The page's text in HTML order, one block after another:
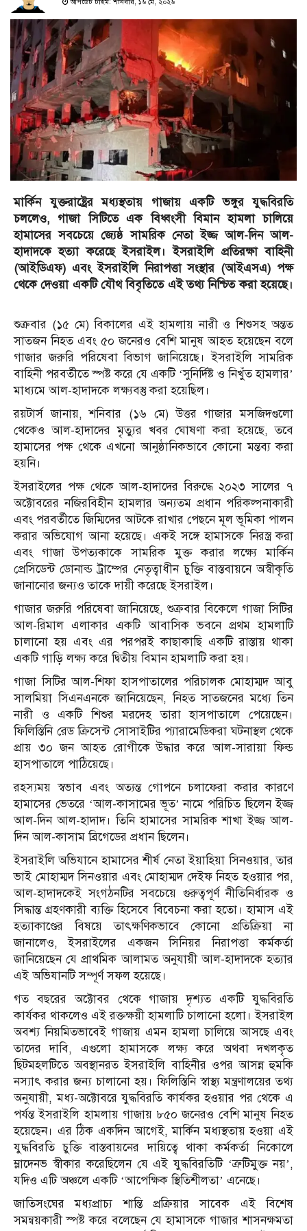
আপডেট টাইম: শনিবার, ১৬ মে, ২০২৬
মার্কিন যুক্তরাষ্ট্রের মধ্যস্থতায় গাজায় একটি ভঙ্গুর যুদ্ধবিরতি
চললেও, গাজা সিটিতে এক বিধ্বংসী বিমান হামলা চালিয়ে
হামাসের সবচেয়ে জ্যেষ্ঠ সামরিক নেতা ইজ্জ আল-দিন আল-
হাদাদকে হত্যা করেছে ইসরাইল। ইসরাইলি প্রতিরক্ষা বাহিনী
(আইডিএফ) এবং ইসরাইলি নিরাপত্তা সংস্থার (আইএসএ) পক্ষ
থেকে দেওয়া একটি যৌথ বিবৃতিতে এই তথ্য নিশ্চিত করা হয়েছে।
শুক্রবার (১৫ মে) বিকালের এই হামলায় নারী ও শিশুসহ অন্তত
সাতজন নিহত এবং ৫০ জনেরও বেশি মানুষ আহত হয়েছেন বলে
গাজার জরুরি পরিষেবা বিভাগ জানিয়েছে। ইসরাইলি সামরিক
বাহিনী পরবর্তীতে স্পষ্ট করে যে একটি ‘সুনির্দিষ্ট ও নিখুঁত হামলার’
মাধ্যমে আল-হাদাদকে লক্ষ্যবস্তু করা হয়েছিল।
রয়টার্স জানায়, শনিবার (১৬ মে) উত্তর গাজার মসজিদগুলো
থেকেও আল-হাদাদের মৃত্যুর খবর ঘোষণা করা হয়েছে, তবে
হামাসের পক্ষ থেকে এখনো আনুষ্ঠানিকভাবে কোনো মন্তব্য করা
হয়নি।
ইসরাইলের পক্ষ থেকে আল-হাদাদের বিরুদ্ধে ২০২৩ সালের ৭
অক্টোবরের নজিরবিহীন হামলার অন্যতম প্রধান পরিকল্পনাকারী
এবং পরবর্তীতে জিম্মিদের আটকে রাখার পেছনে মূল ভূমিকা পালন
করার অভিযোগ আনা হয়েছে। একই সঙ্গে হামাসকে নিরস্ত্র করা
এবং গাজা উপত্যকাকে সামরিক মুক্ত করার লক্ষ্যে মার্কিন
প্রেসিডেন্ট ডোনাল্ড ট্রাম্পের নেতৃত্বাধীন চুক্তি বাস্তবায়নে অস্বীকৃতি
জানানোর জন্যও তাকে দায়ী করেছে ইসরাইল।
গাজার জরুরি পরিষেবা জানিয়েছে, শুক্রবার বিকেলে গাজা সিটির
আল-রিমাল এলাকার একটি আবাসিক ভবনে প্রথম হামলাটি
চালানো হয় এবং এর পরপরই কাছাকাছি একটি রাস্তায় থাকা
একটি গাড়ি লক্ষ্য করে দ্বিতীয় বিমান হামলাটি করা হয়।
গাজা সিটির আল-শিফা হাসপাতালের পরিচালক মোহাম্মদ আবু
সালমিয়া সিএনএনকে জানিয়েছেন, নিহত সাতজনের মধ্যে তিন
নারী ও একটি শিশুর মরদেহ তারা হাসপাতালে পেয়েছেন।
ফিলিস্তিনি রেড ক্রিসেন্ট সোসাইটির প্যারামেডিকরা ঘটনাস্থল থেকে
প্রায় ৩০ জন আহত রোগীকে উদ্ধার করে আল-সারায়া ফিল্ড
হাসপাতালে পাঠিয়েছে।
রহস্যময় স্বভাব এবং অত্যন্ত গোপনে চলাফেরা করার কারণে
হামাসের ভেতরে ‘আল-কাসামের ভূত’ নামে পরিচিত ছিলেন ইজ্জ
আল-দিন আল-হাদাদ। তিনি হামাসের সামরিক শাখা ইজ্জ আল-
দিন আল-কাসাম ব্রিগেডের প্রধান ছিলেন।
ইসরাইলি অভিযানে হামাসের শীর্ষ নেতা ইয়াহিয়া সিনওয়ার, তার
ভাই মোহাম্মদ সিনওয়ার এবং মোহাম্মদ দেইফ নিহত হওয়ার পর,
আল-হাদাদকেই সংগঠনটির সবচেয়ে গুরুত্বপূর্ণ নীতিনির্ধারক ও
সিদ্ধান্ত গ্রহণকারী ব্যক্তি হিসেবে বিবেচনা করা হতো। হামাস এই
হত্যাকাণ্ডের বিষয়ে তাৎক্ষণিকভাবে কোনো প্রতিক্রিয়া না
জানালেও, ইসরাইলের একজন সিনিয়র নিরাপত্তা কর্মকর্তা
জানিয়েছেন যে প্রাথমিক আলামত অনুযায়ী আল-হাদাদকে হত্যার
এই অভিযানটি সম্পূর্ণ সফল হয়েছে।
গত বছরের অক্টোবর থেকে গাজায় দৃশ্যত একটি যুদ্ধবিরতি
কার্যকর থাকলেও এই রক্তক্ষয়ী হামলাটি চালানো হলো। ইসরাইল
অবশ্য নিয়মিতভাবেই গাজায় এমন হামলা চালিয়ে আসছে এবং
তাদের দাবি, এগুলো হামাসকে লক্ষ্য করে অথবা দখলকৃত
ছিটমহলটিতে অবস্থানরত ইসরাইলি বাহিনীর ওপর আসন্ন হুমকি
নস্যাৎ করার জন্য চালানো হয়। ফিলিস্তিনি স্বাস্থ্য মন্ত্রণালয়ের তথ্য
অনুযায়ী, মধ্য-অক্টোবরে যুদ্ধবিরতি কার্যকর হওয়ার পর থেকে এ
পর্যন্ত ইসরাইলি হামলায় গাজায় ৮৫০ জনেরও বেশি মানুষ নিহত
হয়েছেন। এর ঠিক একদিন আগেই, মার্কিন মধ্যস্থতায় হওয়া এই
যুদ্ধবিরতি চুক্তি বাস্তবায়নের দায়িত্বে থাকা কর্মকর্তা নিকোলে
ম্লাদেনভ স্বীকার করেছিলেন যে এই যুদ্ধবিরতিটি ‘ত্রুটিমুক্ত নয়’,
যদিও এটি অঞ্চলে একটি ‘আপেক্ষিক স্থিতিশীলতা’ এনেছে।
জাতিসংঘের মধ্যপ্রাচ্য শান্তি প্রক্রিয়ার সাবেক এই বিশেষ
সমন্বয়কারী স্পষ্ট করে বলেছেন যে হামাসকে গাজার শাসনক্ষমতা